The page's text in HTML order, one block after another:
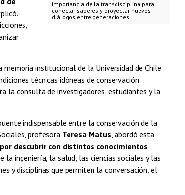
importancia de la transdisciplina para
conectar saberes y proyectar nuevos
diálogos entre generaciones.
institucional de la Universidad de Chile,
técnicas idóneas de conservación
la consulta de investigadores, estudiantes y la
indispensable entre la conservación de la
profesora Teresa Matus , abordó esta
descubrir con distintos conocimientos
ingeniería, la salud, las ciencias sociales y las
y disciplinas que permiten la conversación, el